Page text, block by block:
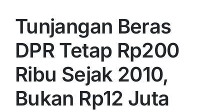
Tunjangan Beras
DPR Tetap Rp200
Ribu Sejak 2010,
Bukan Rp12 Juta